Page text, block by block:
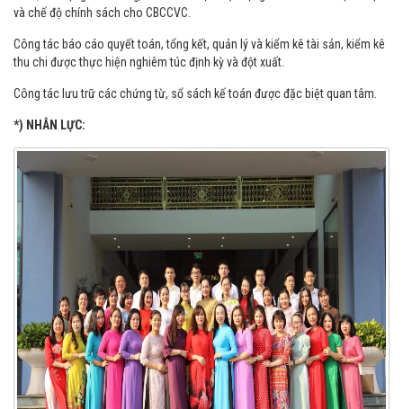
nhiều năm qua phòng tài chính kế toán đã thực hiện tốt các nghiệp vụ kế
toán, lao động tiền lương, đảm bảo mọi hoạt động tài chính của bệnh viện
và chế độ chính sách cho CBCCVC.
Công tác báo cáo quyết toán, tổng kết, quản lý và kiểm kê tài sản, kiểm kê
thu chi được thực hiện nghiêm túc định kỳ và đột xuất.
Công tác lưu trữ các chứng từ, sổ sách kế toán được đặc biệt quan tâm.
*) NHÂN LỰC: